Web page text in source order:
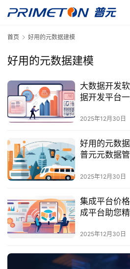
最
新
首页 好用的元数据建模
好用的元数据建模
大数据开发
据开发平台
2025年12月30日
好用的元数
普元元数据
2025年12月30日
集成平台价
成平台助您
2025年12月30日